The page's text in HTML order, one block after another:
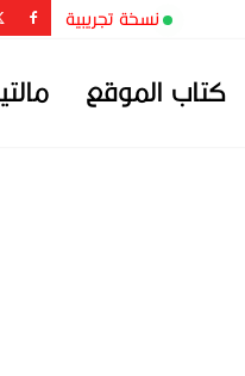
نسخة تجريبية
كتاب الموقع